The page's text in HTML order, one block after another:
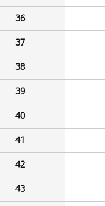
36
37
38
39
40
41
42
43